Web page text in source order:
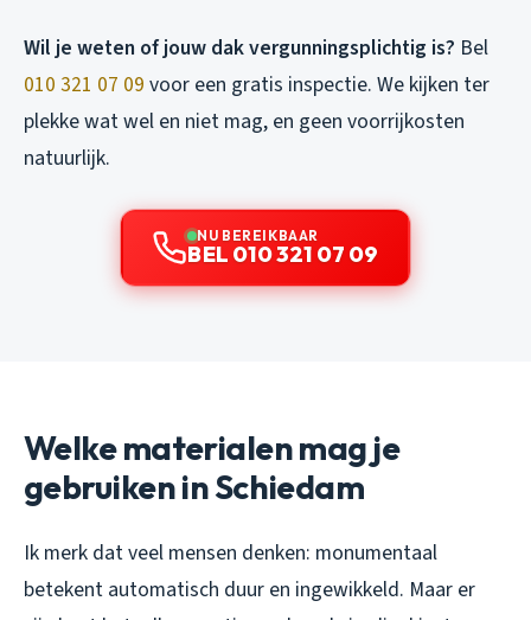
Wil je weten of jouw dak vergunningsplichtig is? Bel
010 321 07 09 voor een gratis inspectie. We kijken ter
plekke wat wel en niet mag, en geen voorrijkosten
natuurlijk.
NU BEREIKBAAR
BEL 010 321 07 09
Welke materialen mag je
gebruiken in Schiedam
Ik merk dat veel mensen denken: monumentaal
betekent automatisch duur en ingewikkeld. Maar er